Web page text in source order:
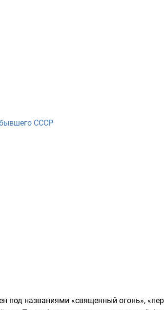
бывшего СССР
под названиями «священный огонь»,